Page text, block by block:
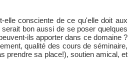
consciente de ce qu'elle doit aux
bon aussi de se poser quelques
ils apporter dans ce domaine ?
qualité des cours de séminaire,
prendre sa place!), soutien amical, et